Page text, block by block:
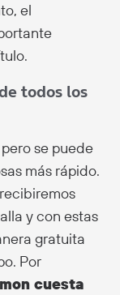
el
todos los
se puede
más rápido.
recibiremos
y con estas
gratuita
Por
cuesta